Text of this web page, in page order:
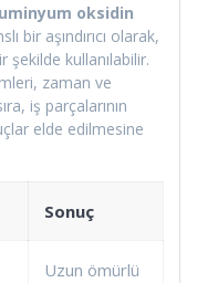
oksidin
bir aşındırıcı olarak,
kullanılabilir.
zaman ve
iş parçalarının
elde edilmesine
Sonuç
Uzun ömürlü